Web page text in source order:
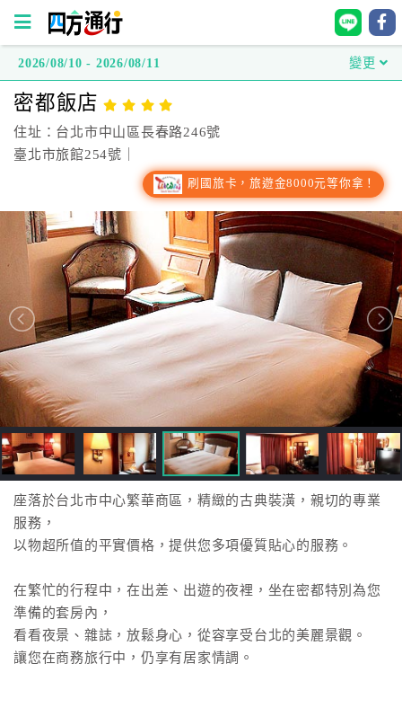
方
通
行
台
房
直
接
跟
飯
店
訂
房
HOT
特
色
民
宿
2026/08/10 - 2026/08/11 變更
密都飯店
住址：台北市中山區長春路246號
臺北市旅館254號｜
刷國旅卡，旅遊金8000元等你拿！
座落於台北市中心繁華商區，精緻的古典裝潢，親切的專業
服務，
以物超所值的平實價格，提供您多項優質貼心的服務。
在繁忙的行程中，在出差、出遊的夜裡，坐在密都特別為您
準備的套房內，
看看夜景、雜誌，放鬆身心，從容享受台北的美麗景觀。
讓您在商務旅行中，仍享有居家情調。